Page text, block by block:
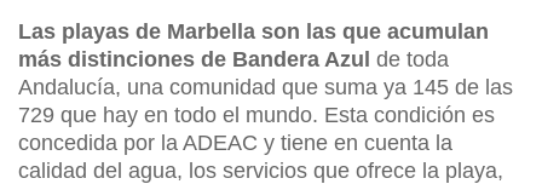
Las playas de Marbella son las que acumulan
más distinciones de Bandera Azul de toda
Andalucía, una comunidad que suma ya 145 de las
729 que hay en todo el mundo. Esta condición es
concedida por la ADEAC y tiene en cuenta la
calidad del agua, los servicios que ofrece la playa,